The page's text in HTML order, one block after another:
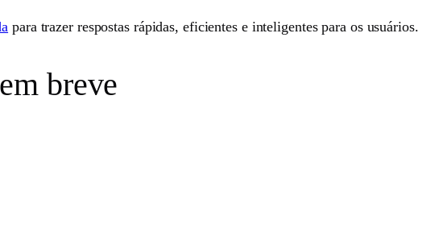
para trazer respostas rápidas, eficientes e inteligentes para os usuários.
breve